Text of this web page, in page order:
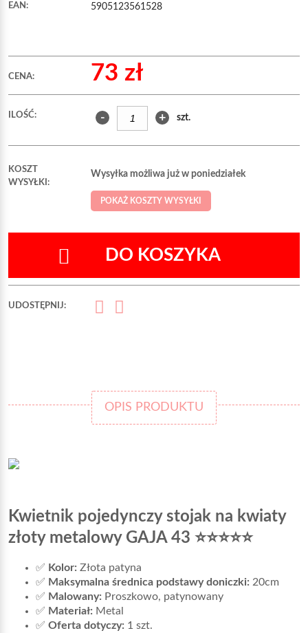
EAN: 5905123561528
CENA: 73 zł
ILOŚĆ: - + szt.
KOSZT
WYSYŁKI:
Wysyłka możliwa już w poniedziałek
POKAŻ KOSZTY WYSYŁKI
DO KOSZYKA
UDOSTĘPNIJ:
OPIS PRODUKTU
Kwietnik pojedynczy stojak na kwiaty
złoty metalowy GAJA 43 ⭐⭐⭐⭐⭐
✅ Kolor: Złota patyna
✅ Maksymalna średnica podstawy doniczki: 20cm
✅ Malowany: Proszkowo, patynowany
✅ Materiał: Metal
✅ Oferta dotyczy: 1 szt.